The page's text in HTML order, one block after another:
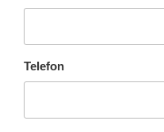
Telefon